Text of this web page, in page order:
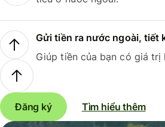
Gửi tiền ra nước ngoài, tiết
Giúp tiền của bạn có giá trị
Đăng ký Tìm hiểu thêm